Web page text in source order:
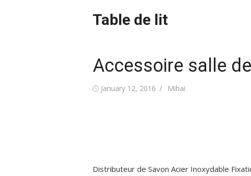
Table de lit
Accessoire salle
Posted
January 12, 2016 Author
Mihai
Distributeur de Savon Acier Inoxydable